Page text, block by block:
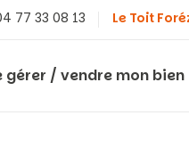
77 33 08 13 Le Toit
gérer / vendre mon bien